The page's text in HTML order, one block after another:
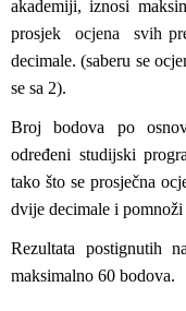
akademiji, iznosi
prosjek ocjena svih
decimale. (saberu se
se sa 2).
Broj bodova po
određeni studijski
tako što se prosječna
dvije decimale i pomnoži
Rezultata postignutih
maksimalno 60 bodova.